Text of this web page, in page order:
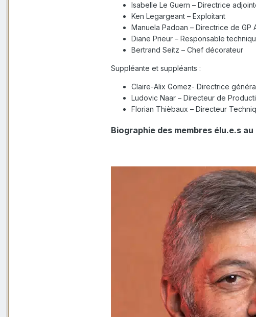
Isabelle Le Guern – Directrice
Ken Legargeant – Exploitant
Manuela Padoan – Directrice de
Diane Prieur – Responsable
Bertrand Seitz – Chef décorateur
Suppléante et suppléants :
Claire-Alix Gomez- Directrice
Ludovic Naar – Directeur de
Florian Thièbaux – Directeur
Biographie des membres élu.e.s